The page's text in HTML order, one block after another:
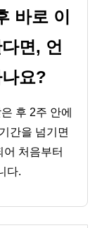
바로 이
면, 언
요?
후 2주 안에
간을 넘기면
처음부터
다.